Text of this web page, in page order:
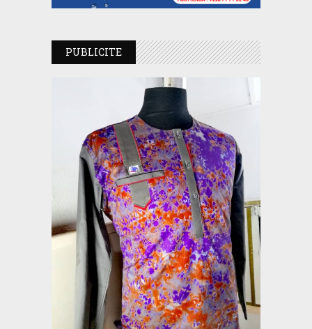
PUBLICITE